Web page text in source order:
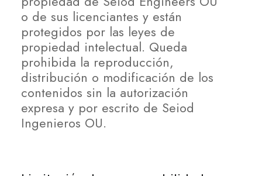
o de sus licenciantes y están
protegidos por las leyes de
propiedad intelectual. Queda
prohibida la reproducción,
distribución o modificación de los
contenidos sin la autorización
expresa y por escrito de Seiod
Ingenieros OU.